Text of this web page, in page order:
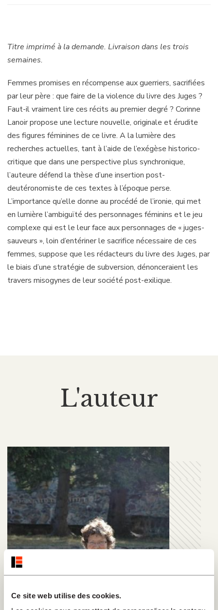
Ce site web utilise des cookies.
Titre imprimé à la demande. Livraison dans les trois
semaines.
Femmes promises en récompense aux guerriers, sacrifiées
par leur père : que faire de la violence du livre des Juges ?
Faut-il vraiment lire ces récits au premier degré ? Corinne
Lanoir propose une lecture nouvelle, originale et érudite
des figures féminines de ce livre. A la lumière des
recherches actuelles, tant à l’aide de l’exégèse historico-
critique que dans une perspective plus synchronique,
l’auteure défend la thèse d’une insertion post-
deutéronomiste de ces textes à l’époque perse.
L’importance qu’elle donne au procédé de l’ironie, qui met
en lumière l’ambiguïté des personnages féminins et le jeu
complexe qui est le leur face aux personnages de « juges-
sauveurs », loin d’entériner le sacrifice nécessaire de ces
femmes, suppose que les rédacteurs du livre des Juges, par
le biais d’une stratégie de subversion, dénonceraient les
travers misogynes de leur société post-exilique.
L'auteur